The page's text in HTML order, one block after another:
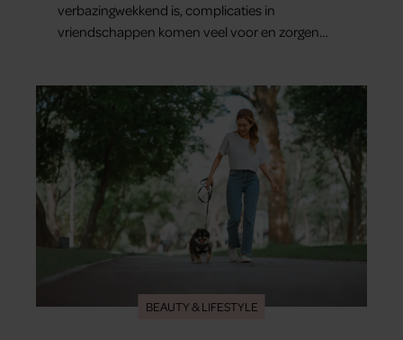
verbazingwekkend is, complicaties in
vriendschappen komen veel voor en zorgen
BEAUTY & LIFESTYLE